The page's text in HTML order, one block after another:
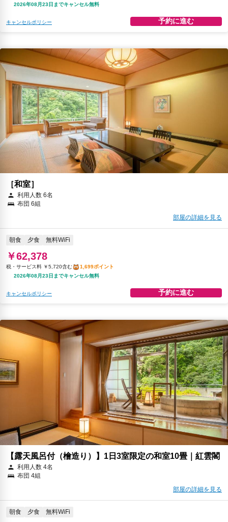
2026年08月23日までキャンセル無料
キャンセルポリシー 予約に進む
［和室］
利用人数 6名
布団 6組
部屋の詳細を見る
朝食 夕食 無料WiFi
￥62,378
税・サービス料 ￥5,720含む
1,699ポイント
2026年08月23日までキャンセル無料
キャンセルポリシー 予約に進む
【露天風呂付（檜造り）】1日3室限定の和室10畳｜紅雲閣
利用人数 4名
布団 4組
部屋の詳細を見る
朝食 夕食 無料WiFi